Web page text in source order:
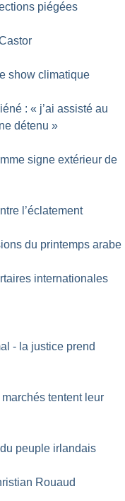
piégées
show climatique
: « j’ai assisté au
détenu »
signe extérieur de
l’éclatement
du printemps arabe
internationales
- la justice prend
tentent leur
peuple irlandais
Rouaud